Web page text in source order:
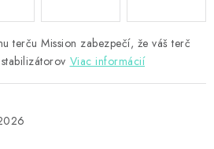
terču Mission zabezpečí, že váš terč
Viac informácií